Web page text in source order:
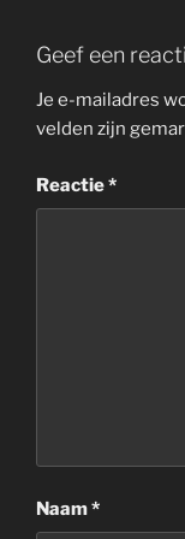
Geef een
Je e-mailadres
velden zijn
Reactie*
Naam*